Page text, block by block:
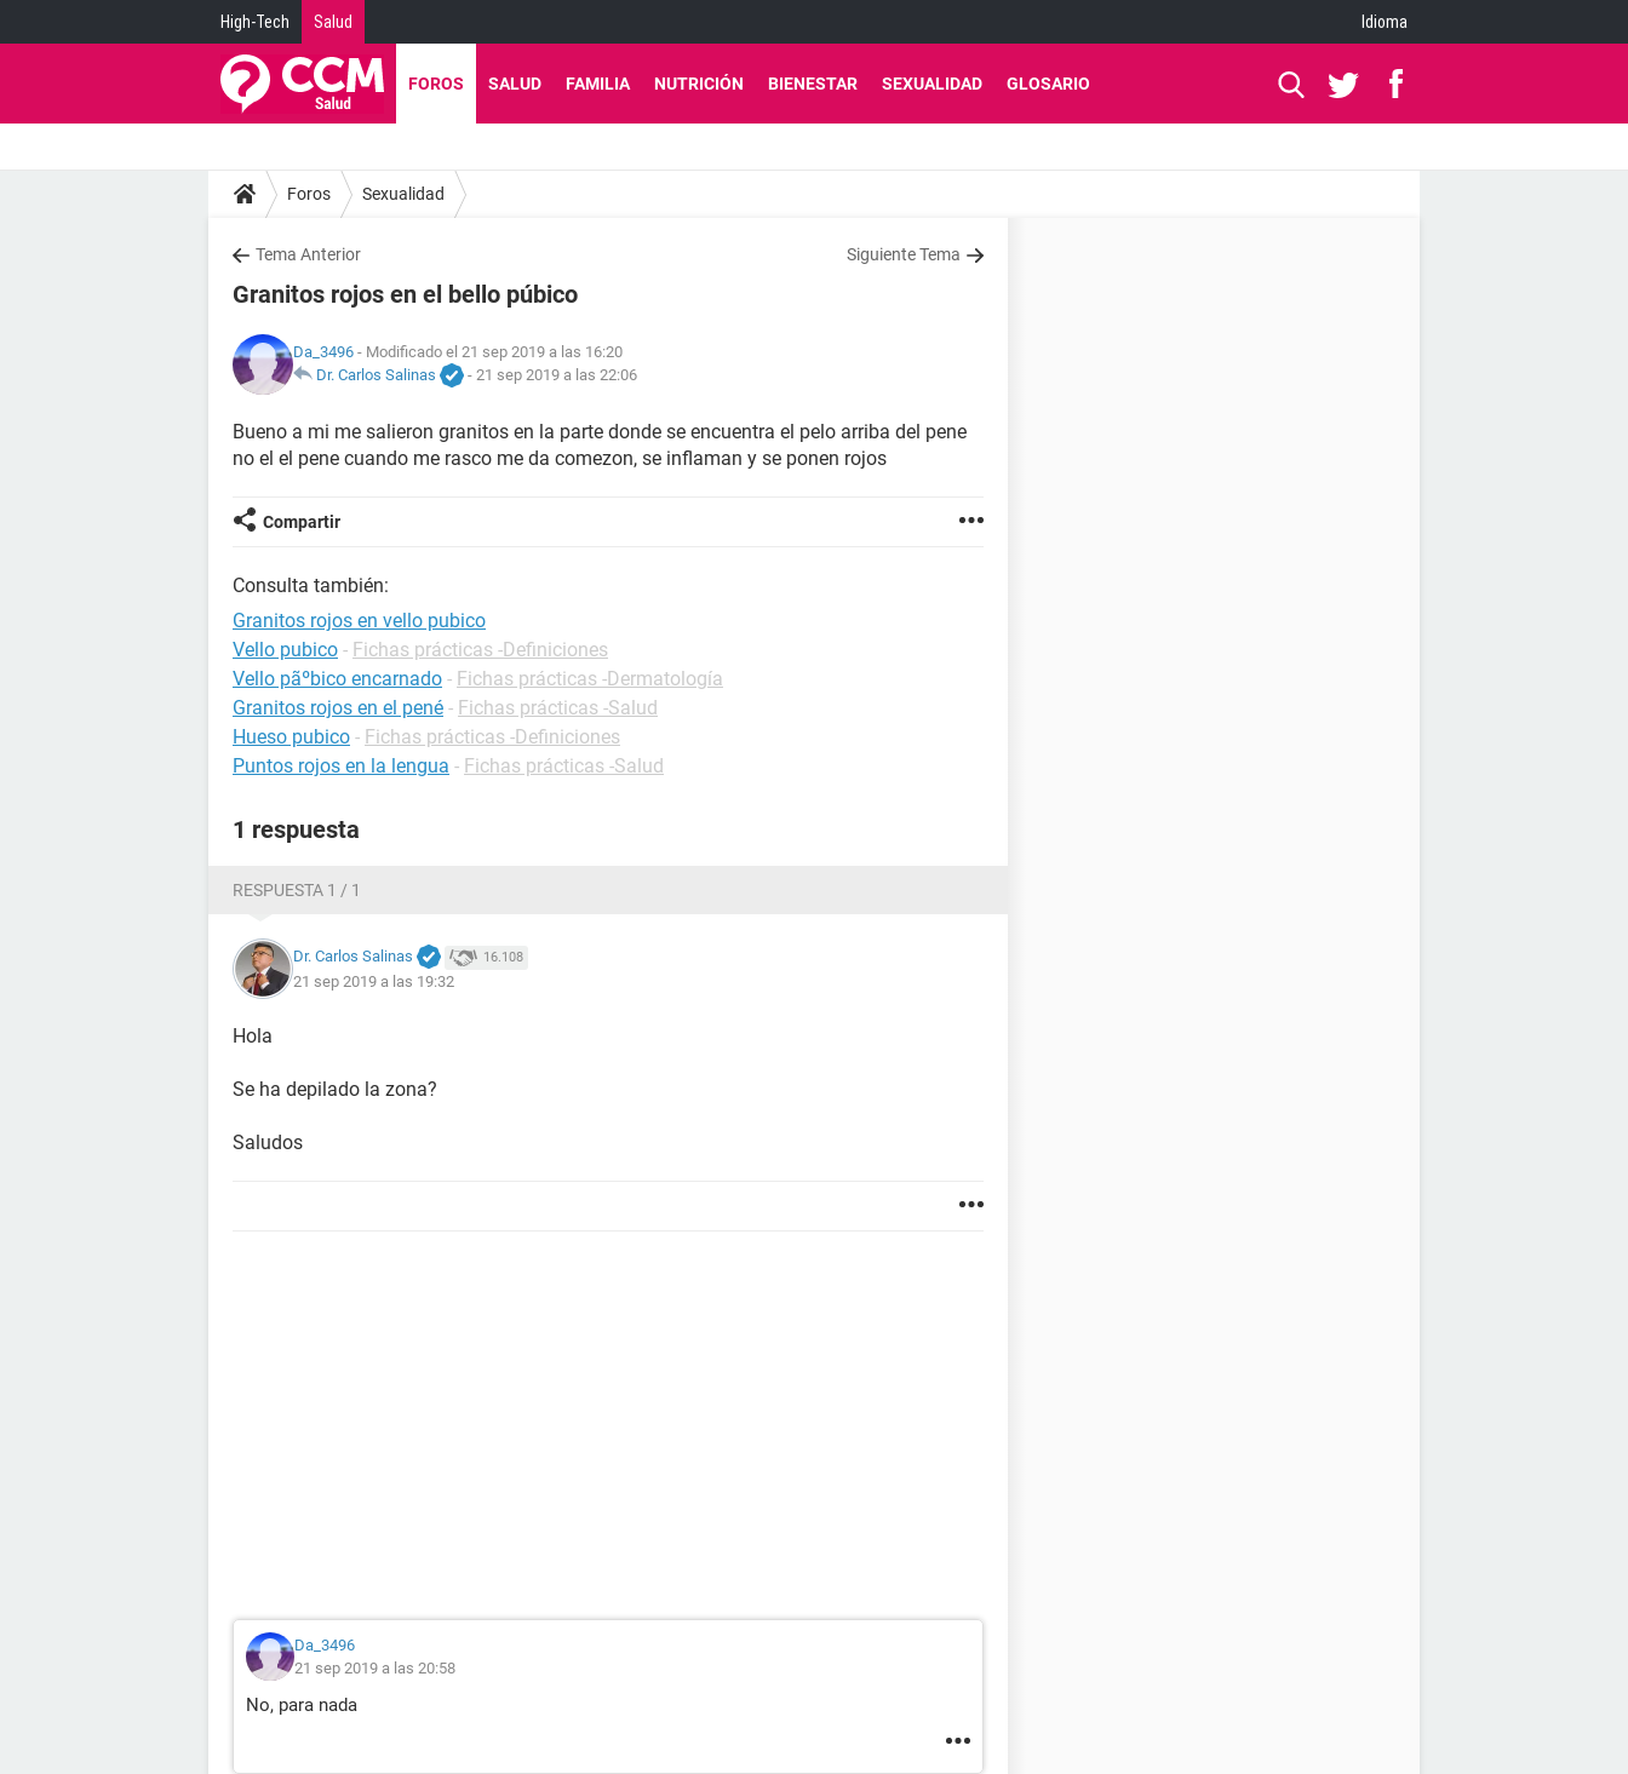
High-Tech Salud Idioma
FOROS SALUD FAMILIA NUTRICIÓN BIENESTAR SEXUALIDAD GLOSARIO
Foros Sexualidad
Tema Anterior Siguiente Tema
Granitos rojos en el bello púbico
Da_3496 - Modificado el 21 sep 2019 a las 16:20
Dr. Carlos Salinas
- 21 sep 2019 a las 22:06
Bueno a mi me salieron granitos en la parte donde se encuentra el pelo arriba del pene
no el el pene cuando me rasco me da comezon, se inflaman y se ponen rojos
Compartir
Consulta también:
Granitos rojos en vello pubico
Vello pubico - Fichas prácticas -Definiciones
Vello pãºbico encarnado - Fichas prácticas -Dermatología
Granitos rojos en el pené - Fichas prácticas -Salud
Hueso pubico - Fichas prácticas -Definiciones
Puntos rojos en la lengua - Fichas prácticas -Salud
1 respuesta
RESPUESTA 1 / 1
Dr. Carlos Salinas 16.108
21 sep 2019 a las 19:32
Hola
Se ha depilado la zona?
Saludos
Da_3496
21 sep 2019 a las 20:58
No, para nada